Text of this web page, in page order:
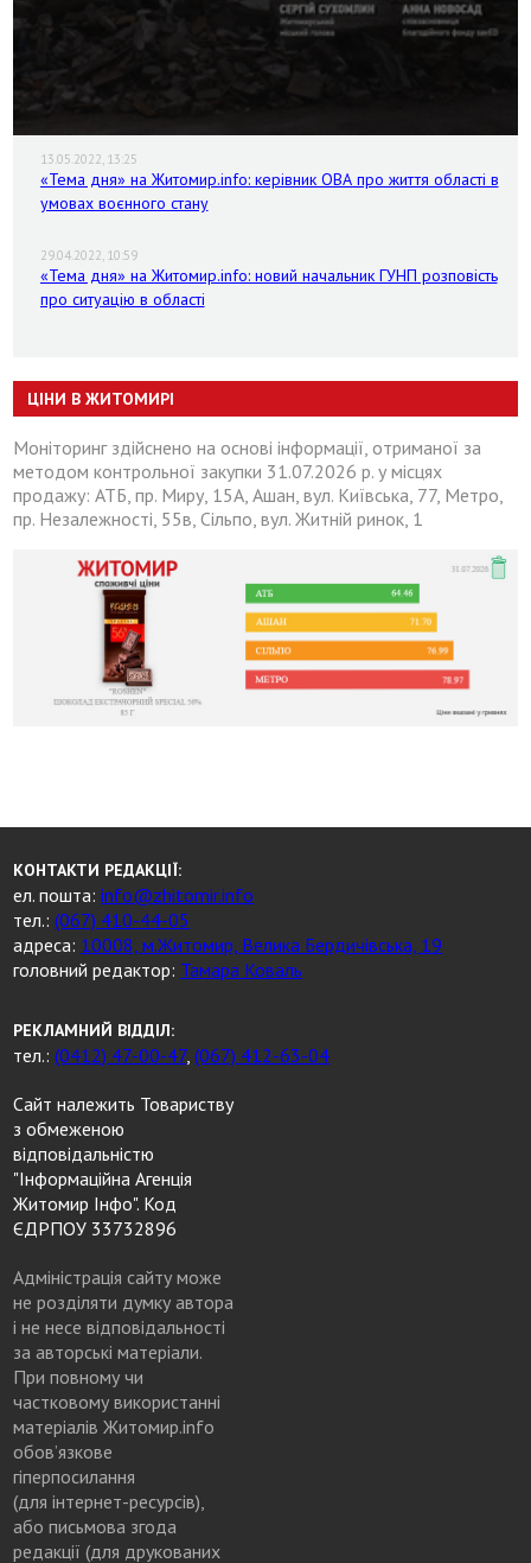
13.05.2022, 13:25
«Тема дня» на Житомир.info: керівник ОВА про життя області в
умовах воєнного стану
29.04.2022, 10:59
«Тема дня» на Житомир.info: новий начальник ГУНП розповість
про ситуацію в області
ЦІНИ В ЖИТОМИРІ
Моніторинг здійснено на основі інформації, отриманої за
методом контрольної закупки 31.07.2026 р. у місцях
продажу: АТБ, пр. Миру, 15А, Ашан, вул. Київська, 77, Метро,
пр. Незалежності, 55в, Сільпо, вул. Житній ринок, 1
КОНТАКТИ РЕДАКЦІЇ:
ел. пошта:info@zhitomir.info
тел.:(067) 410-44-05
адреса: 10008, м.Житомир, Велика Бердичівська, 19
головний редактор: Тамара Коваль
РЕКЛАМНИЙ ВІДДІЛ:
тел.:(0412) 47-00-47,(067) 412-63-04
Сайт належить Товариству
з обмеженою
відповідальністю
"Інформаційна Агенція
Житомир Інфо". Код
ЄДРПОУ 33732896
Адміністрація сайту може
не розділяти думку автора
і не несе відповідальності
за авторські матеріали.
При повному чи
частковому використанні
матеріалів Житомир.info
обов’язкове
гіперпосилання
(для інтернет-ресурсів),
або письмова згода
редакції (для друкованих